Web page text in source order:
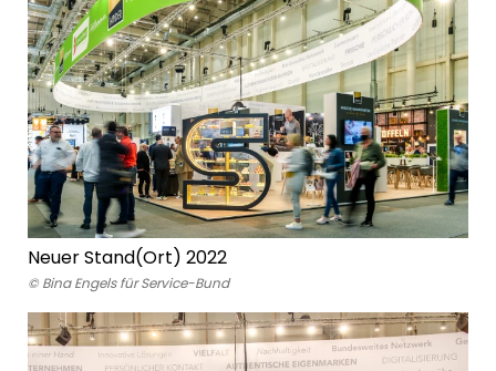
Neuer Stand(Ort) 2022
© Bina Engels für Service-Bund